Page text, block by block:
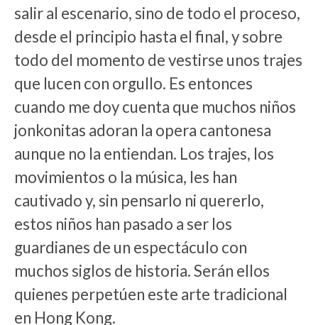
salir al escenario, sino de todo el proceso,
desde el principio hasta el final, y sobre
todo del momento de vestirse unos trajes
que lucen con orgullo. Es entonces
cuando me doy cuenta que muchos niños
jonkonitas adoran la opera cantonesa
aunque no la entiendan. Los trajes, los
movimientos o la música, les han
cautivado y, sin pensarlo ni quererlo,
estos niños han pasado a ser los
guardianes de un espectáculo con
muchos siglos de historia. Serán ellos
quienes perpetúen este arte tradicional
en Hong Kong.